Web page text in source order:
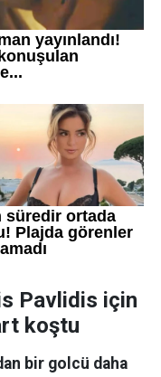
Pavlidis için
koştu
bir golcü daha